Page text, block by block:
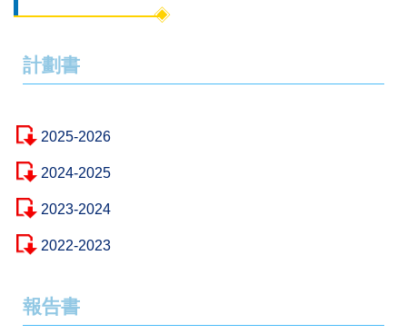
計劃書
2025-2026
2024-2025
2023-2024
2022-2023
報告書